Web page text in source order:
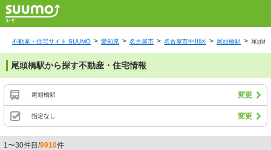
不動産・住宅サイト SUUMO 愛知県 名古屋市 名古屋市中川区 尾頭橋駅 尾頭橋
尾頭橋駅から探す不動産・住宅情報
尾頭橋駅 変更
指定なし 変更
1〜30件目/9910件